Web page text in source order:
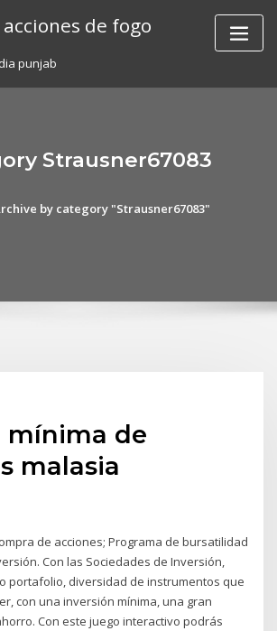
de fogo
punjab
Strausner67083
by category "Strausner67083"
mínima de
malasia
de acciones; Programa de bursatilidad
Con las Sociedades de Inversión,
portafolio, diversidad de instrumentos que
con una inversión mínima, una gran
Con este juego interactivo podrás